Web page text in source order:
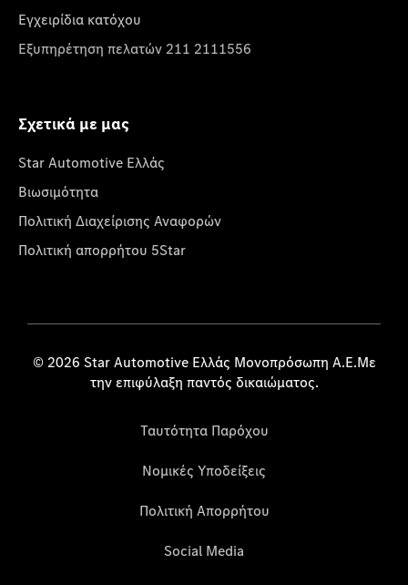
Εγχειρίδια κατόχου
Εξυπηρέτηση πελατών 211 2111556
Σχετικά με μας
Star Automotive Ελλάς
Βιωσιμότητα
Πολιτική Διαχείρισης Αναφορών
Πολιτική απορρήτου 5Star
© 2026 Star Automotive Ελλάς Μονοπρόσωπη Α.Ε.Με
την επιφύλαξη παντός δικαιώματος.
Ταυτότητα Παρόχου
Νομικές Υποδείξεις
Πολιτική Απορρήτου
Social Media